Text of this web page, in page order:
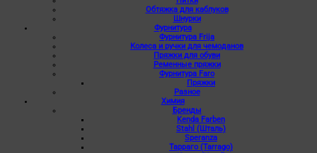
Обтяжка для каблуков
Шнурки
Фурнитура
Фурнитура Frija
Колеса и ручки для чемоданов
Пряжки для обуви
Ременные пряжки
Фурнитура Faro
Пряжки
Разное
Химия
Бренды
Kenda Farben
Stahl (Шталь)
Speranza
Тарраго (Tarrago)